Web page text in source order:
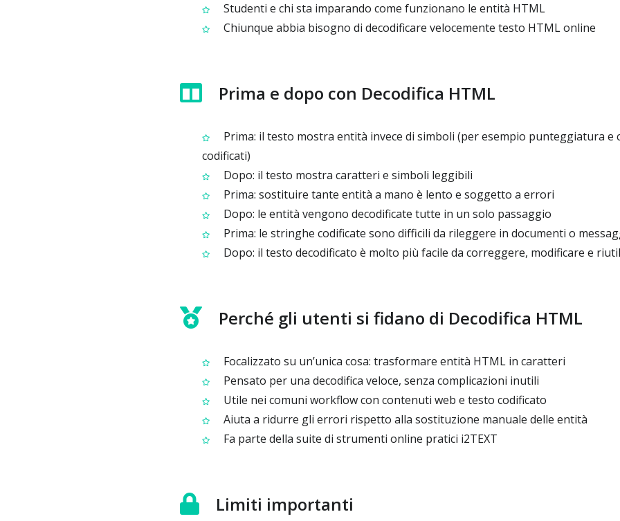
Studenti e chi sta imparando come funzionano le entità HTML
Chiunque abbia bisogno di decodificare velocemente testo HTML online
Prima e dopo con Decodifica HTML
Prima: il testo mostra entità invece di simboli (per esempio punteggiatura e
codificati)
Dopo: il testo mostra caratteri e simboli leggibili
Prima: sostituire tante entità a mano è lento e soggetto a errori
Dopo: le entità vengono decodificate tutte in un solo passaggio
Prima: le stringhe codificate sono difficili da rileggere in documenti o
Dopo: il testo decodificato è molto più facile da correggere, modificare e
Perché gli utenti si fidano di Decodifica HTML
Focalizzato su un’unica cosa: trasformare entità HTML in caratteri
Pensato per una decodifica veloce, senza complicazioni inutili
Utile nei comuni workflow con contenuti web e testo codificato
Aiuta a ridurre gli errori rispetto alla sostituzione manuale delle entità
Fa parte della suite di strumenti online pratici i2TEXT
Limiti importanti